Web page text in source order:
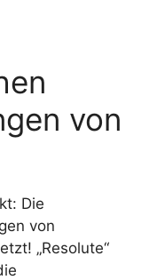
von
Die
von
„Resolute“